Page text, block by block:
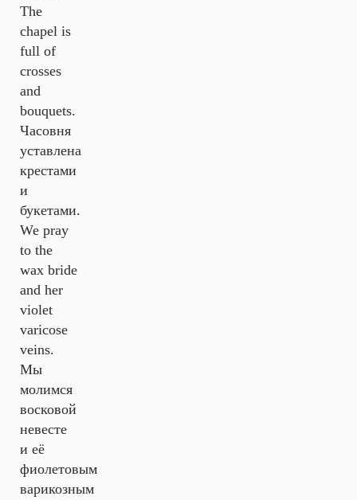
The
chapel is
full of
crosses
and
bouquets.
Часовня
уставлена
крестами
и
букетами.
We pray
to the
wax bride
and her
violet
varicose
veins.
Мы
молимся
восковой
невесте
и её
фиолетовым
варикозным